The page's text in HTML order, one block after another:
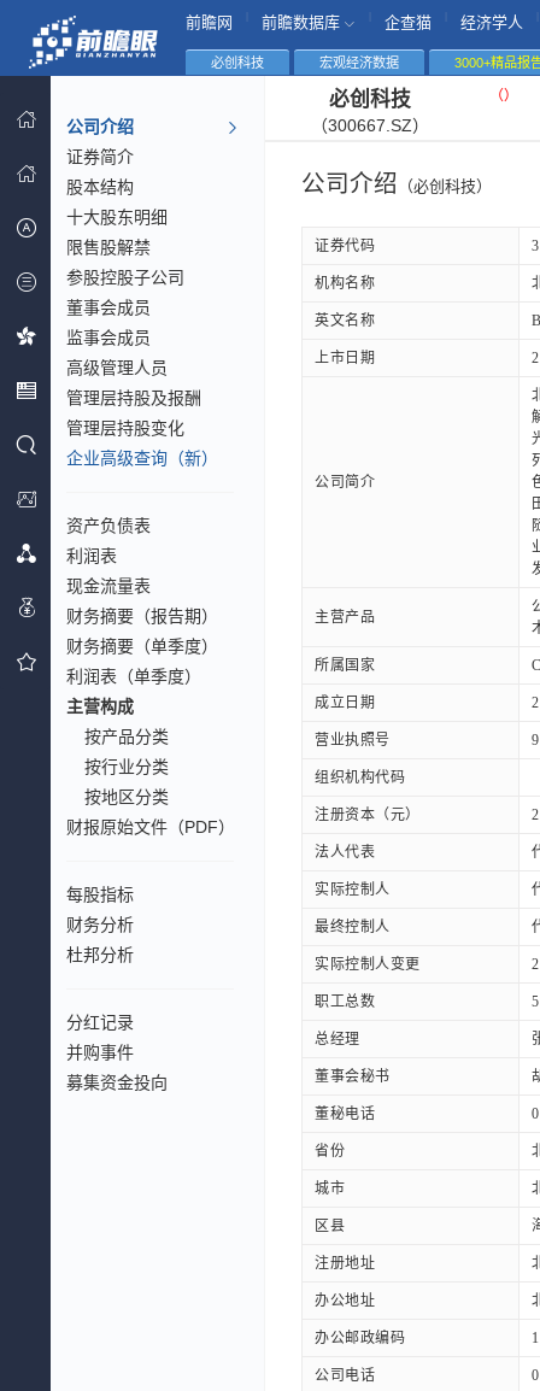
前瞻网 前瞻数据库 企查猫 经济学人
必创科技 宏观经济数据 3000+精品报
公司介绍
证券简介
股本结构
十大股东明细
限售股解禁
参股控股子公司
董事会成员
监事会成员
高级管理人员
管理层持股及报酬
管理层持股变化
企业高级查询（新）
资产负债表
利润表
现金流量表
财务摘要（报告期）
财务摘要（单季度）
利润表（单季度）
主营构成
按产品分类
按行业分类
按地区分类
财报原始文件（PDF）
每股指标
财务分析
杜邦分析
分红记录
并购事件
募集资金投向
必创科技
（300667.SZ）
（）
公司介绍 （必创科技）
证券代码
机构名称
英文名称
上市日期
公司简介
主营产品
所属国家
成立日期
营业执照号
组织机构代码
注册资本（元）
法人代表
实际控制人
最终控制人
实际控制人变更
职工总数
总经理
董事会秘书
董秘电话
省份
城市
区县
注册地址
办公地址
办公邮政编码
公司电话